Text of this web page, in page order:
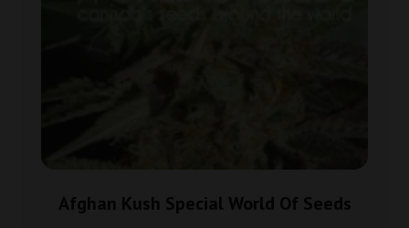
Afghan Kush Special World Of Seeds